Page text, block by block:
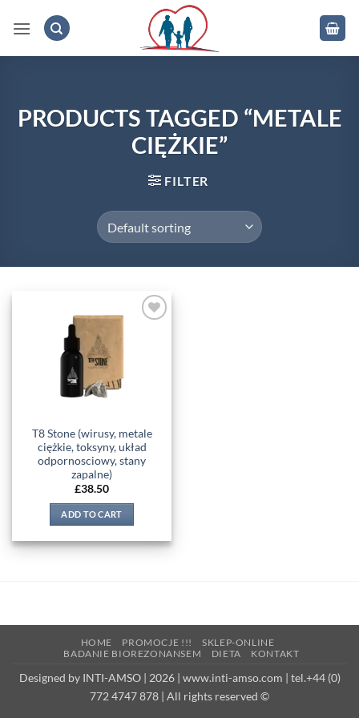
PRODUCTS TAGGED “METALE
CIĘŻKIE”
FILTER
T8 Stone (wirusy, metale
ciężkie, toksyny, układ
odpornosciowy, stany
zapalne)
£38.50
ADD TO CART
HOME PROMOCJE !!!
SKLEP-ONLINE
BADANIE BIOREZONANSEM
DIETA KONTAKT
Designed by INTI-AMSO | 2026 | www.inti-amso.com | tel.+44 (0)
772 4747 878 | All rights reserved ©